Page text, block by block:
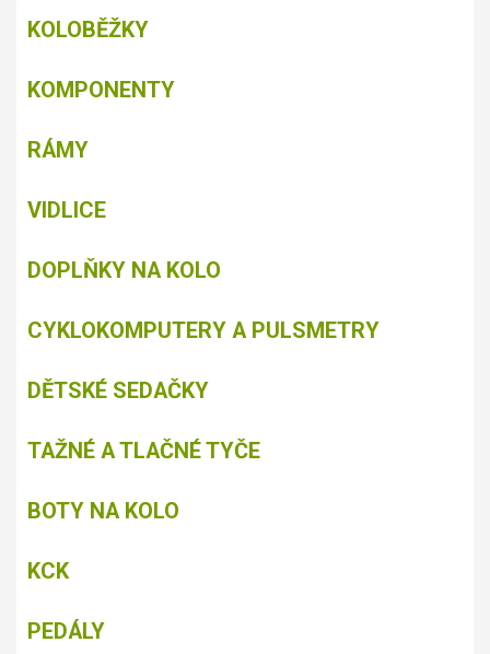
KOLOBĚŽKY
KOMPONENTY
RÁMY
VIDLICE
DOPLŇKY NA KOLO
CYKLOKOMPUTERY A PULSMETRY
DĚTSKÉ SEDAČKY
TAŽNÉ A TLAČNÉ TYČE
BOTY NA KOLO
KCK
PEDÁLY